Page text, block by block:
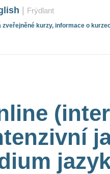
Frýdlant
zveřejněné kurzy, informace o